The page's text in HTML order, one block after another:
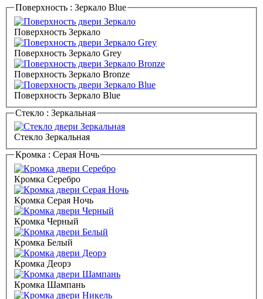
Поверхность : Зеркало Blue
Поверхность Зеркало
Поверхность Зеркало Grey
Поверхность Зеркало Bronze
Поверхность Зеркало Blue
Стекло : Зеркальная
Стекло Зеркальная
Кромка : Серая Ночь
Кромка Серебро
Кромка Серая Ночь
Кромка Черный
Кромка Белый
Кромка Деорэ
Кромка Шампань